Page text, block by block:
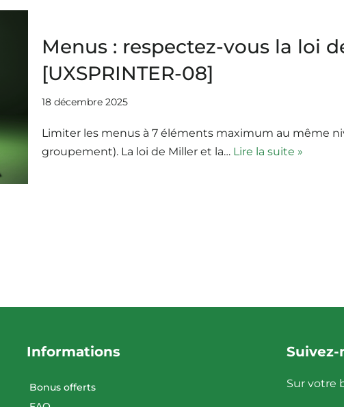
Menus : respectez-vous la loi
[UXSPRINTER-08]
18 décembre 2025
Limiter les menus à 7 éléments maximum au même
groupement). La loi de Miller et la… Lire la suite »
Informations
Bonus offerts
Suivez-
Sur votre